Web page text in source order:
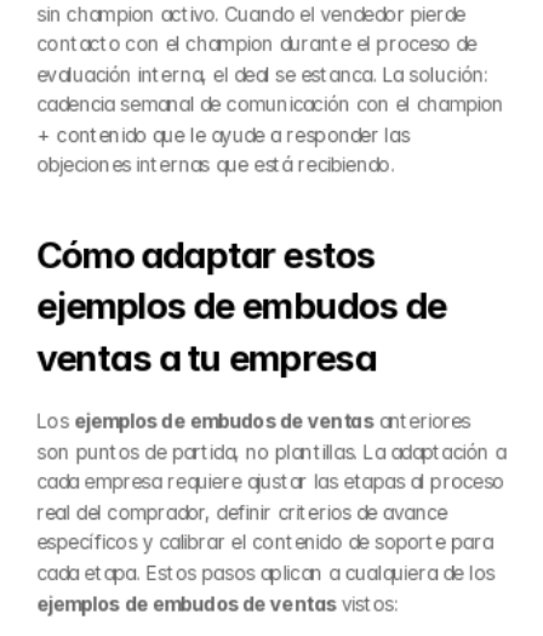
sin champion activo. Cuando el vendedor pierde
contacto con el champion durante el proceso de
evaluación interna, el deal se estanca. La solución:
cadencia semanal de comunicación con el champion
+ contenido que le ayude a responder las
objeciones internas que está recibiendo.
Cómo adaptar estos
ejemplos de embudos de
ventas a tu empresa
Los ejemplos de embudos de ventas anteriores
son puntos de partida, no plantillas. La adaptación a
cada empresa requiere ajustar las etapas al proceso
real del comprador, definir criterios de avance
específicos y calibrar el contenido de soporte para
cada etapa. Estos pasos aplican a cualquiera de los
ejemplos de embudos de ventas vistos: